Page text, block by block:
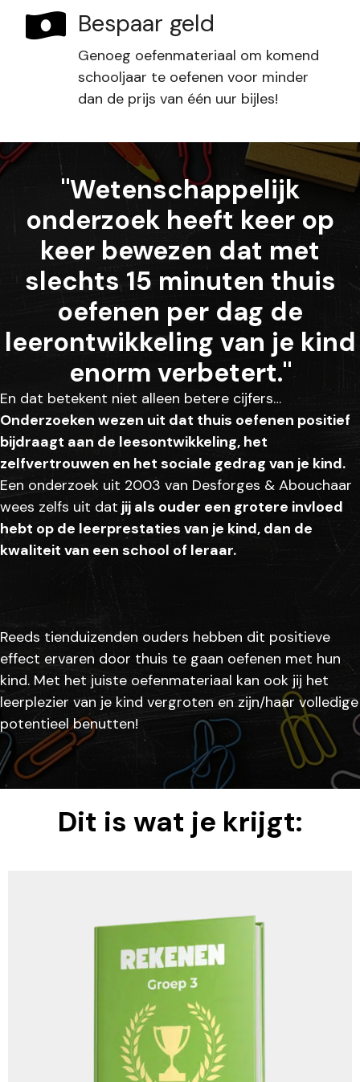
Bespaar geld
Genoeg oefenmateriaal om komend
schooljaar te oefenen voor minder
dan de prijs van één uur bijles!
"Wetenschappelijk
onderzoek heeft keer op
keer bewezen dat met
slechts 15 minuten thuis
oefenen per dag de
leerontwikkeling van je kind
enorm verbetert."
En dat betekent niet alleen betere cijfers…
Onderzoeken wezen uit dat thuis oefenen positief
bijdraagt aan de leesontwikkeling, het
zelfvertrouwen en het sociale gedrag van je kind.
Een onderzoek uit 2003 van Desforges & Abouchaar
wees zelfs uit dat jij als ouder een grotere invloed
hebt op de leerprestaties van je kind, dan de
kwaliteit van een school of leraar.
Reeds tienduizenden ouders hebben dit positieve
effect ervaren door thuis te gaan oefenen met hun
kind. Met het juiste oefenmateriaal kan ook jij het
leerplezier van je kind vergroten en zijn/haar volledige
potentieel benutten!
Dit is wat je krijgt: